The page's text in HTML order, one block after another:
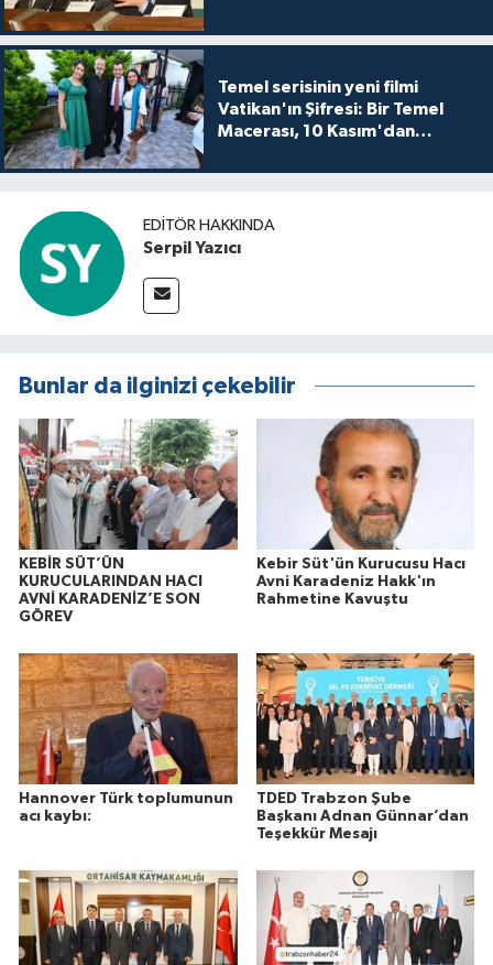
Temel serisinin yeni filmi
Vatikan'ın Şifresi: Bir Temel
Macerası, 10 Kasım'dan
buluşuyo
EDITÖR HAKKINDA
Serpil Yazıcı
Bunlar da ilginizi çekebilir
KEBİR SÜT’ÜN
KURUCULARINDAN HACI
AVNİ KARADENİZ’E SON
GÖREV
Kebir Süt'ün Kurucusu Hacı
Avni Karadeniz Hakk'ın
Rahmetine Kavuştu
Hannover Türk toplumunun
acı kaybı:
TDED Trabzon Şube
Başkanı Adnan Günnar’dan
Teşekkür Mesajı